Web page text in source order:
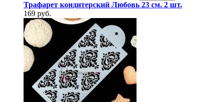
Трафарет кондитерский Любовь 23 см. 2 шт.
169 руб.